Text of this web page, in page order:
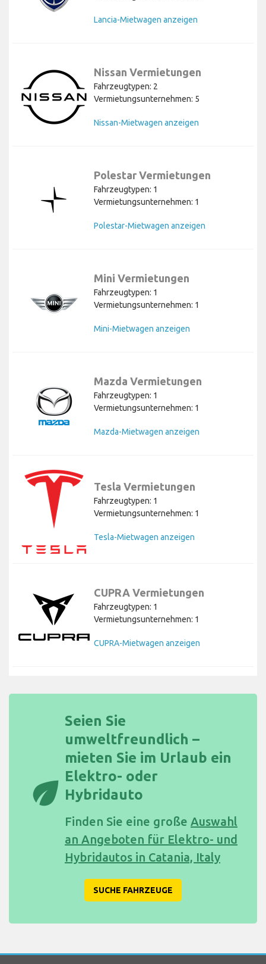
Lancia-Mietwagen anzeigen
Nissan Vermietungen
Fahrzeugtypen: 2
Vermietungsunternehmen: 5
Nissan-Mietwagen anzeigen
Polestar Vermietungen
Fahrzeugtypen: 1
Vermietungsunternehmen: 1
Polestar-Mietwagen anzeigen
Mini Vermietungen
Fahrzeugtypen: 1
Vermietungsunternehmen: 1
Mini-Mietwagen anzeigen
Mazda Vermietungen
Fahrzeugtypen: 1
Vermietungsunternehmen: 1
Mazda-Mietwagen anzeigen
Tesla Vermietungen
Fahrzeugtypen: 1
Vermietungsunternehmen: 1
Tesla-Mietwagen anzeigen
CUPRA Vermietungen
Fahrzeugtypen: 1
Vermietungsunternehmen: 1
CUPRA-Mietwagen anzeigen
eco
Seien Sie
umweltfreundlich –
mieten Sie im Urlaub ein
Elektro- oder
Hybridauto
Finden Sie eine große Auswahl
an Angeboten für Elektro- und
Hybridautos in Catania, Italy
SUCHE FAHRZEUGE